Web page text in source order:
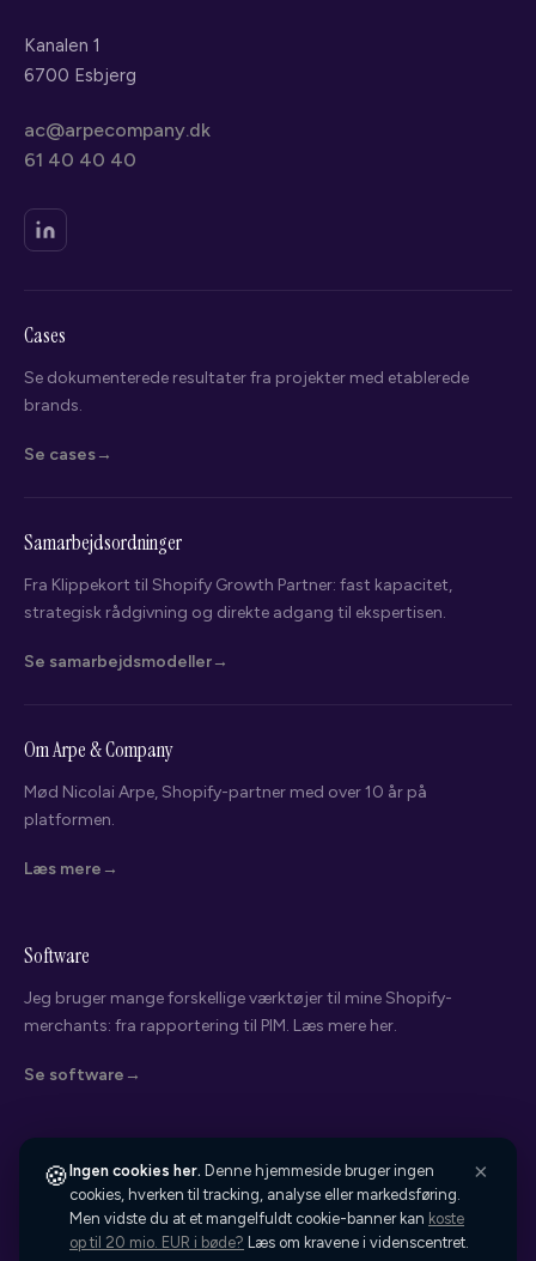
Kanalen 1
6700 Esbjerg
ac@arpecompany.dk
61 40 40 40
Cases
Se dokumenterede resultater fra projekter med etablerede
brands.
Se cases
Samarbejdsordninger
Fra Klippekort til Shopify Growth Partner: fast kapacitet,
strategisk rådgivning og direkte adgang til ekspertisen.
Se samarbejdsmodeller
Om Arpe & Company
Mød Nicolai Arpe, Shopify-partner med over 10 år på
platformen.
Læs mere
Software
Jeg bruger mange forskellige værktøjer til mine Shopify-
merchants: fra rapportering til PIM. Læs mere her.
Se software
© 2026 Arpe & Company ApS
5,0 Rating på Google
CVR: 41803088 · Grønt ansvar
Forretningsbetingelser
🍪 Ingen cookies her. Denne hjemmeside bruger ingen
cookies, hverken til tracking, analyse eller markedsføring.
Men vidste du at et mangelfuldt cookie-banner kan koste
op til 20 mio. EUR i bøde? Læs om kravene i videnscentret.
×
Vælg det der passer bedst - så kigger jeg på din webshop bagefter.
Overvejer migrering til Shopify
Andet / kigger bare